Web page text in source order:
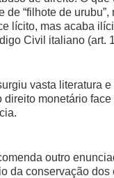
de “filhote de urubu”,
lícito, mas acaba
Civil italiano (art.
vasta literatura
direito monetário
outro
da conservação dos